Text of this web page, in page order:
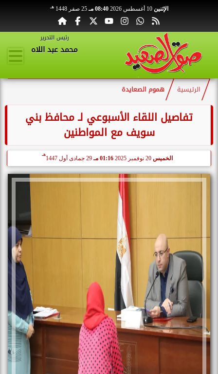
الإثنين 10 أغسطس 2026 08:40 مـ 25 صفر 1448 هـ
رئيس التحرير
محمد عبد اللاه
الرئيسية هموم الصعايدة
تفاصيل اللقاء الأسبوعي لـ محافظ بني
سويف مع المواطنين
الخميس 20 نوفمبر 2025 01:16 مـ 29 جمادى أول 1447
هـ